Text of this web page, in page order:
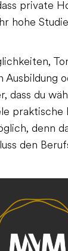
private
hohe
Ausbildung
dass du
praktische
denn
den